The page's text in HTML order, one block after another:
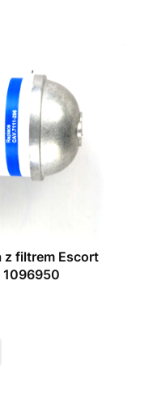
Escort
1096950